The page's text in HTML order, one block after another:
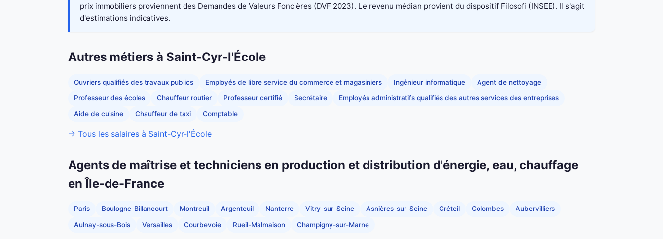
prix immobiliers proviennent des Demandes de Valeurs Foncières (DVF 2023). Le revenu médian provient du dispositif Filosofi (INSEE). Il s'agit
d'estimations indicatives.
Autres métiers à Saint-Cyr-l'École
Ouvriers qualifiés des travaux publics Employés de libre service du commerce et magasiniers Ingénieur informatique Agent de nettoyage
Professeur des écoles Chauffeur routier Professeur certifié Secrétaire Employés administratifs qualifiés des autres services des entreprises
Aide de cuisine Chauffeur de taxi Comptable
→ Tous les salaires à Saint-Cyr-l'École
Agents de maîtrise et techniciens en production et distribution d'énergie, eau, chauffage
en Île-de-France
Paris Boulogne-Billancourt Montreuil Argenteuil Nanterre Vitry-sur-Seine Asnières-sur-Seine Créteil Colombes Aubervilliers
Aulnay-sous-Bois Versailles Courbevoie Rueil-Malmaison Champigny-sur-Marne